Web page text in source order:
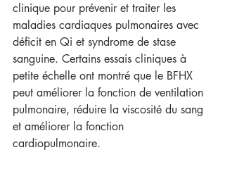
clinique pour prévenir et traiter les
maladies cardiaques pulmonaires avec
déficit en Qi et syndrome de stase
sanguine. Certains essais cliniques à
petite échelle ont montré que le BFHX
peut améliorer la fonction de ventilation
pulmonaire, réduire la viscosité du sang
et améliorer la fonction
cardiopulmonaire.